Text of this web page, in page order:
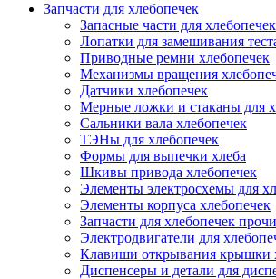
Запчасти для хлебопечек
Запасные части для
Лопатки для замешивания
Приводные ремни хлебопечек
Механизмы вращения
Датчики хлебопечек
Мерные ложки и стаканы для
Сальники вала хлебопечек
ТЭНы для хлебопечек
Формы для выпечки хлеба
Шкивы привода хлебопечек
Элементы электросхемы для
Элементы корпуса хлебопечек
Запчасти для хлебопечек
Электродвигатели для
Клавиши открывания крышки
Диспенсеры и детали для